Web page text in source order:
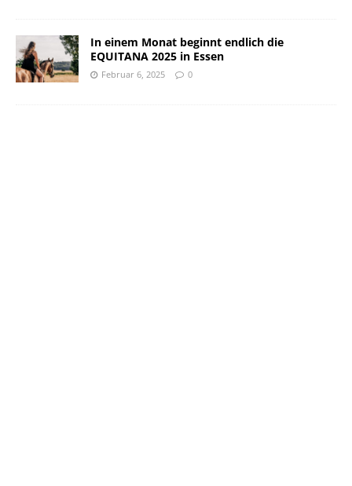
In einem Monat beginnt endlich die
EQUITANA 2025 in Essen
Februar 6, 2025 0